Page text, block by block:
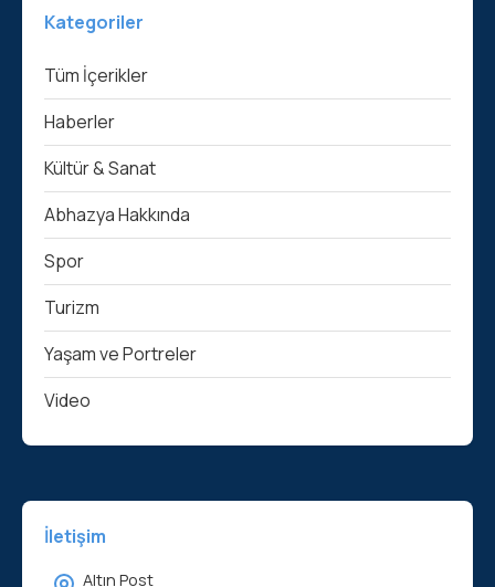
Kategoriler
Tüm İçerikler
Haberler
Kültür & Sanat
Abhazya Hakkında
Spor
Turizm
Yaşam ve Portreler
Video
İletişim
Altın Post